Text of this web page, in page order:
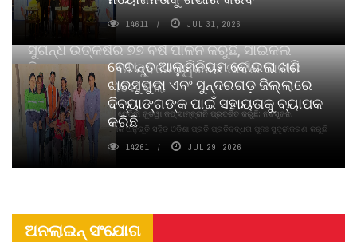
ସୁଗନ୍ଧ ଉତ୍କର୍ଷର ୭୭ ବର୍ଷ ପାଳନ କରୁଛି, ସାଇକଲ
ପିୟୋର୍‌ ଅଗରବତୀ ଭୁବନେଶ୍ୱରରେ ପାର୍ବଣ କାଳୀନ
ନବସୃଜନ ଉନ୍ମୋଚନ କଲା
ବାଉଁଶ ବିହୀନ କଠିନ ଧୂପ ଏବଂ ମେଦିନୀ ଜୁଡୱା କପ୍‌ ସାମ୍ବ୍ରାନି ପ୍ରଦର୍ଶିତ କରୁଛି; ନବସୃଜନ,
ଦୀର୍ଘସ୍ଥାୟିତା ଏବଂ ଆଧ୍ୟାତ୍ମିକ ଅନୁଭୂତି ସହିତ ଓଡ଼ିଶା ପ୍ରତି ପ୍ରତିବଦ୍ଧତା ପୁନଃ ସୁଦୃଢୀକରଣ କରୁଛି
14611 JUL 31, 2026
ବେଦାନ୍ତ ଆଲୁମିନିୟମ କୋଇଲା ଖଣି
ଝାରସୁଗୁଡା ଏବଂ ସୁନ୍ଦରଗଡ଼ ଜିଲ୍ଲାରେ
ଦିବ୍ୟାଙ୍ଗଙ୍କ ପାଇଁ ସହାୟତାକୁ ବ୍ୟାପକ
କରିଛି
14261 JUL 29, 2026
ଅନଲାଇନ୍ ସଂଯୋଗ